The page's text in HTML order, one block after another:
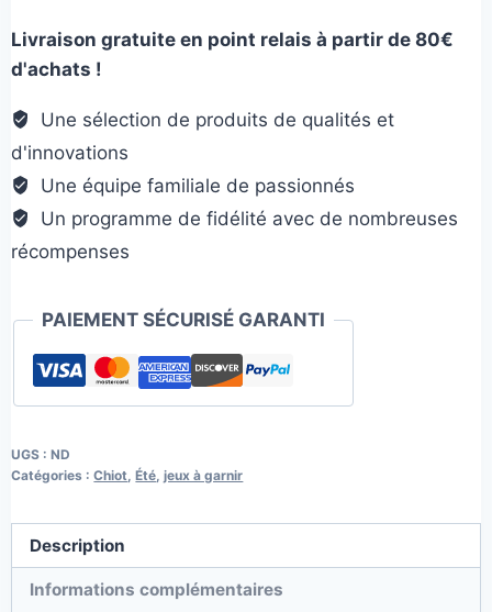
donuts
Livraison gratuite en point relais à partir de 80€
d'achats !
Une sélection de produits de qualités et
d'innovations
Une équipe familiale de passionnés
Un programme de fidélité avec de nombreuses
récompenses
PAIEMENT SÉCURISÉ GARANTI
UGS :ND
Catégories :Chiot,Été,jeux à garnir
Description
Informations complémentaires